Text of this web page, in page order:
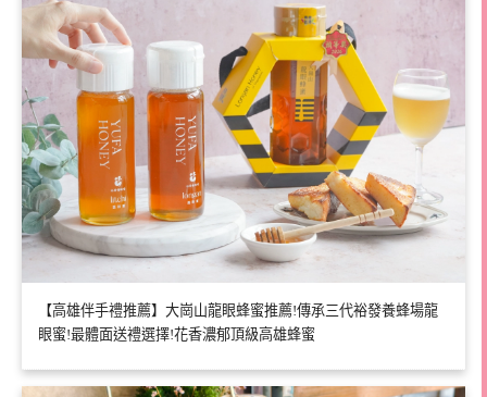
【高雄伴手禮推薦】大崗山龍眼蜂蜜推薦!傳承三代裕發養蜂場龍
眼蜜!最體面送禮選擇!花香濃郁頂級高雄蜂蜜